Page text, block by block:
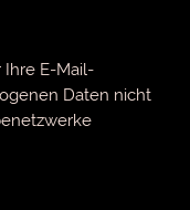
E-Mail-
Daten nicht